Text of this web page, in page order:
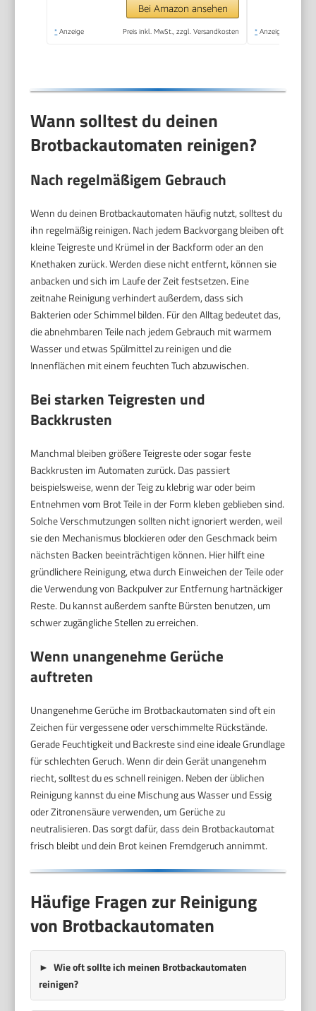
Programme, zwei
Temperatursensoren,
Bei Amazon ansehen
* Anzeige Preis inkl. MwSt., zzgl. Versandkosten * Anzeige
Wann solltest du deinen
Brotbackautomaten reinigen?
Nach regelmäßigem Gebrauch
Wenn du deinen Brotbackautomaten häufig nutzt, solltest du
ihn regelmäßig reinigen. Nach jedem Backvorgang bleiben oft
kleine Teigreste und Krümel in der Backform oder an den
Knethaken zurück. Werden diese nicht entfernt, können sie
anbacken und sich im Laufe der Zeit festsetzen. Eine
zeitnahe Reinigung verhindert außerdem, dass sich
Bakterien oder Schimmel bilden. Für den Alltag bedeutet das,
die abnehmbaren Teile nach jedem Gebrauch mit warmem
Wasser und etwas Spülmittel zu reinigen und die
Innenflächen mit einem feuchten Tuch abzuwischen.
Bei starken Teigresten und
Backkrusten
Manchmal bleiben größere Teigreste oder sogar feste
Backkrusten im Automaten zurück. Das passiert
beispielsweise, wenn der Teig zu klebrig war oder beim
Entnehmen vom Brot Teile in der Form kleben geblieben sind.
Solche Verschmutzungen sollten nicht ignoriert werden, weil
sie den Mechanismus blockieren oder den Geschmack beim
nächsten Backen beeinträchtigen können. Hier hilft eine
gründlichere Reinigung, etwa durch Einweichen der Teile oder
die Verwendung von Backpulver zur Entfernung hartnäckiger
Reste. Du kannst außerdem sanfte Bürsten benutzen, um
schwer zugängliche Stellen zu erreichen.
Wenn unangenehme Gerüche
auftreten
Unangenehme Gerüche im Brotbackautomaten sind oft ein
Zeichen für vergessene oder verschimmelte Rückstände.
Gerade Feuchtigkeit und Backreste sind eine ideale Grundlage
für schlechten Geruch. Wenn dir dein Gerät unangenehm
riecht, solltest du es schnell reinigen. Neben der üblichen
Reinigung kannst du eine Mischung aus Wasser und Essig
oder Zitronensäure verwenden, um Gerüche zu
neutralisieren. Das sorgt dafür, dass dein Brotbackautomat
frisch bleibt und dein Brot keinen Fremdgeruch annimmt.
Häufige Fragen zur Reinigung
von Brotbackautomaten
Wie oft sollte ich meinen Brotbackautomaten
reinigen?